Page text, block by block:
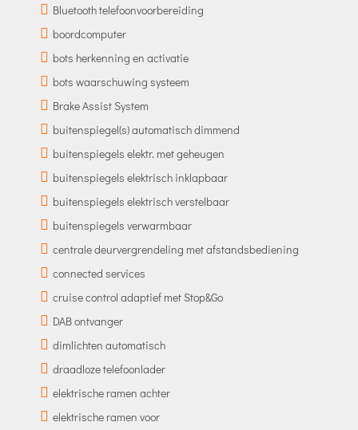
Bluetooth telefoonvoorbereiding
boordcomputer
bots herkenning en activatie
bots waarschuwing systeem
Brake Assist System
buitenspiegel(s) automatisch dimmend
buitenspiegels elektr. met geheugen
buitenspiegels elektrisch inklapbaar
buitenspiegels elektrisch verstelbaar
buitenspiegels verwarmbaar
centrale deurvergrendeling met afstandsbediening
connected services
cruise control adaptief met Stop&Go
DAB ontvanger
dimlichten automatisch
draadloze telefoonlader
elektrische ramen achter
elektrische ramen voor